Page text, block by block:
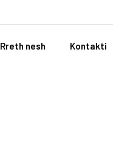
Rreth nesh Kontakti